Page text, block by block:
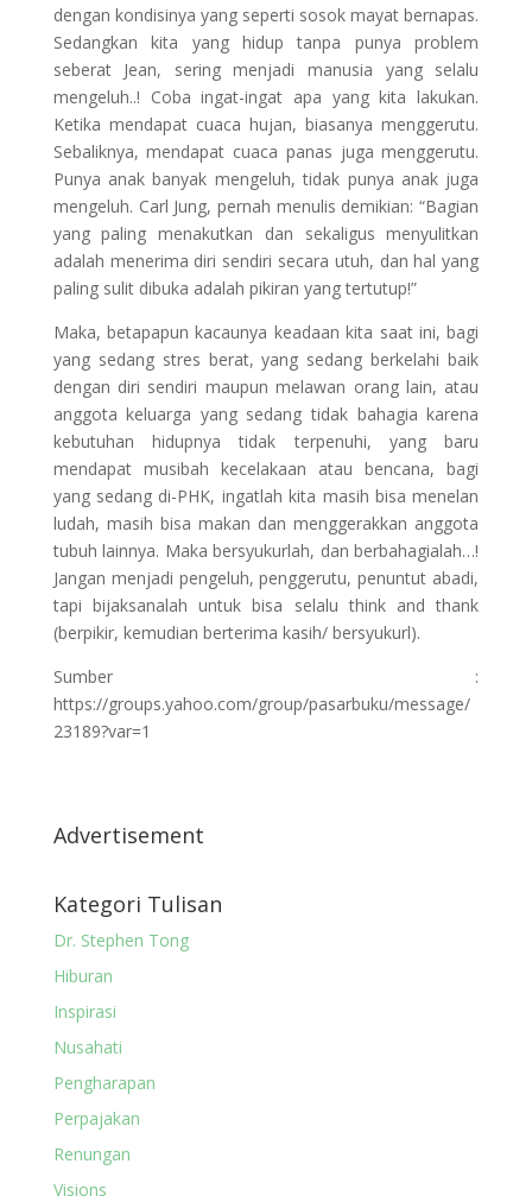
dengan kondisinya yang seperti sosok mayat bernapas.
Sedangkan kita yang hidup tanpa punya problem
seberat Jean, sering menjadi manusia yang selalu
mengeluh..! Coba ingat-ingat apa yang kita lakukan.
Ketika mendapat cuaca hujan, biasanya menggerutu.
Sebaliknya, mendapat cuaca panas juga menggerutu.
Punya anak banyak mengeluh, tidak punya anak juga
mengeluh. Carl Jung, pernah menulis demikian: “Bagian
yang paling menakutkan dan sekaligus menyulitkan
adalah menerima diri sendiri secara utuh, dan hal yang
paling sulit dibuka adalah pikiran yang tertutup!”
Maka, betapapun kacaunya keadaan kita saat ini, bagi
yang sedang stres berat, yang sedang berkelahi baik
dengan diri sendiri maupun melawan orang lain, atau
anggota keluarga yang sedang tidak bahagia karena
kebutuhan hidupnya tidak terpenuhi, yang baru
mendapat musibah kecelakaan atau bencana, bagi
yang sedang di-PHK, ingatlah kita masih bisa menelan
ludah, masih bisa makan dan menggerakkan anggota
tubuh lainnya. Maka bersyukurlah, dan berbahagialah…!
Jangan menjadi pengeluh, penggerutu, penuntut abadi,
tapi bijaksanalah untuk bisa selalu think and thank
(berpikir, kemudian berterima kasih/ bersyukurl).
Sumber :
https://groups.yahoo.com/group/pasarbuku/message/
23189?var=1
Advertisement
Kategori Tulisan
Dr. Stephen Tong
Hiburan
Inspirasi
Nusahati
Pengharapan
Perpajakan
Renungan
Visions